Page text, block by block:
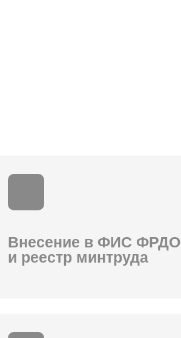
Внесение в ФИС ФРДО
и реестр минтруда